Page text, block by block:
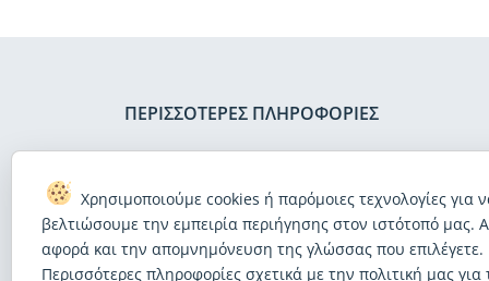
ΠΕΡΙΣΣΌΤΕΡΕΣ ΠΛΗΡΟΦΟΡΊΕΣ
Προστασία δεδομένων προσωπικού χαρακτήρα
Πολιτική σχετικά με τα αρχεία τύπου «cookie»
Χρησιμοποιούμε cookies ή παρόμοιες τεχνολογίες για
βελτιώσουμε την εμπειρία περιήγησης στον ιστότοπό μας.
αφορά και την απομνημόνευση της γλώσσας που επιλέγετε.
Περισσότερες πληροφορίες σχετικά με την πολιτική μας για